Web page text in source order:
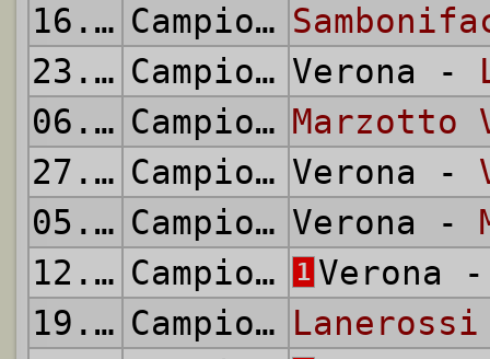
16.01.1944
Campionato Alta Italia
23.01.1944
Campionato Alta Italia Verona -
06.02.1944
Campionato Alta Italia Marzotto
27.02.1944
Campionato Alta Italia Verona -
05.03.1944
Campionato Alta Italia Verona -
12.03.1944
Campionato Alta Italia 1 Verona
19.03.1944
Campionato Alta Italia